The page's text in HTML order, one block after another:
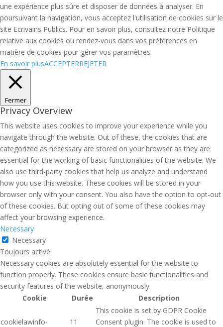
une expérience plus sûre et disposer de données à analyser. En
poursuivant la navigation, vous acceptez l'utilisation de cookies sur le
site Ecrivains Publics. Pour en savoir plus, consultez notre Politique
relative aux cookies ou rendez-vous dans vos préférences en
matière de cookies pour gérer vos paramètres.
En savoir plusACCEPTERREJETER
Fermer
Privacy Overview
This website uses cookies to improve your experience while you
navigate through the website. Out of these, the cookies that are
categorized as necessary are stored on your browser as they are
essential for the working of basic functionalities of the website. We
also use third-party cookies that help us analyze and understand
how you use this website. These cookies will be stored in your
browser only with your consent. You also have the option to opt-out
of these cookies. But opting out of some of these cookies may
affect your browsing experience.
Necessary
Necessary
Toujours activé
Necessary cookies are absolutely essential for the website to
function properly. These cookies ensure basic functionalities and
security features of the website, anonymously.
Cookie
Durée Description
cookielawinfo-
11
This cookie is set by GDPR Cookie
Consent plugin. The cookie is used to